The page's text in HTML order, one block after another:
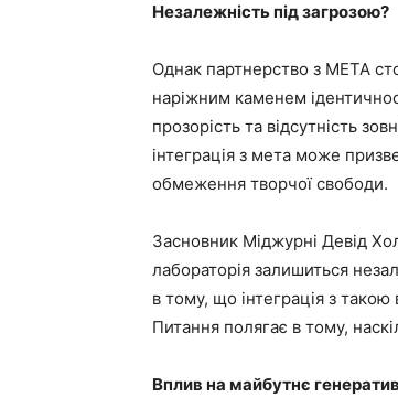
Незалежність під загрозою?
Однак партнерство з META
наріжним каменем
прозорість та відсутність
інтеграція з мета може
обмеження творчої свободи.
Засновник Міджурні Девід
лабораторія залишиться
в тому, що інтеграція з
Питання полягає в тому,
Вплив на майбутнє